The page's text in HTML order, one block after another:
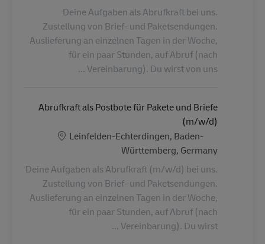
Deine Aufgaben als Abrufkraft bei uns.
Zustellung von Brief- und Paketsendungen.
Auslieferung an einzelnen Tagen in der Woche,
für ein paar Stunden, auf Abruf (nach
Vereinbarung). Du wirst von uns ...
Abrufkraft als Postbote für Pakete und Briefe
(m/w/d)
الموقع
Leinfelden-Echterdingen, Baden-
Württemberg, Germany
Deine Aufgaben als Abrufkraft (m/w/d) bei uns.
Zustellung von Brief- und Paketsendungen.
Auslieferung an einzelnen Tagen in der Woche,
für ein paar Stunden, auf Abruf (nach
Vereinbarung). Du wirst ...